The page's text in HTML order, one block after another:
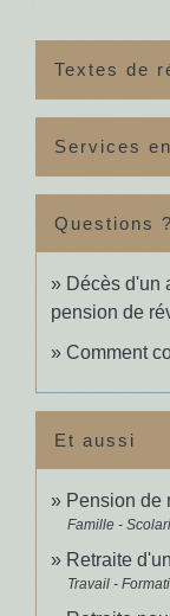
Textes de
Services
Questions
Décès d'un
pension de
Comment
Et aussi
Pension de
Famille -
Retraite
Travail -